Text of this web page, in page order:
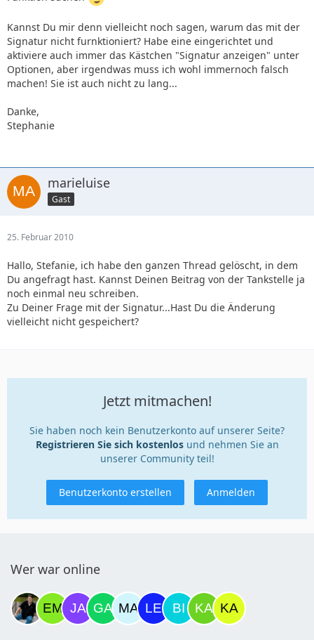
Kannst Du mir denn vielleicht noch sagen, warum das mit der
Signatur nicht furnktioniert? Habe eine eingerichtet und
aktiviere auch immer das Kästchen "Signatur anzeigen" unter
Optionen, aber irgendwas muss ich wohl immernoch falsch
machen! Sie ist auch nicht zu lang...
Danke,
Stephanie
marieluise
Gast
25. Februar 2010
Hallo, Stefanie, ich habe den ganzen Thread gelöscht, in dem
Du angefragt hast. Kannst Deinen Beitrag von der Tankstelle ja
noch einmal neu schreiben.
Zu Deiner Frage mit der Signatur...Hast Du die Änderung
vielleicht nicht gespeichert?
Jetzt mitmachen!
Sie haben noch kein Benutzerkonto auf unserer Seite?
Registrieren Sie sich kostenlosund nehmen Sie an
unserer Community teil!
Benutzerkonto erstellen Anmelden
Wer war online